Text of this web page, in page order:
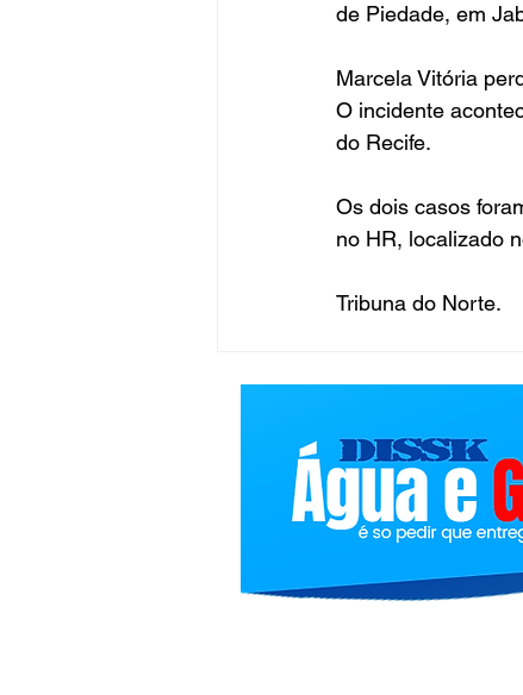
de Piedade, em
Marcela Vitória
O incidente
do Recife.
Os dois casos
no HR, localizado
Tribuna do Norte.